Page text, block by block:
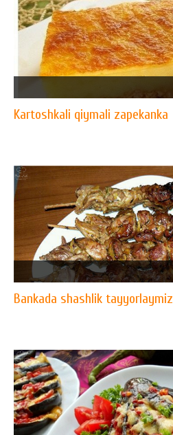
Kartoshkali qiymali zapekanka
Bankada shashlik tayyorlaymiz